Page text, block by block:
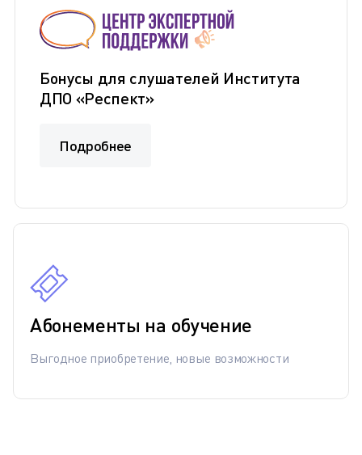
Бонусы для слушателей Института
ДПО «Респект»
Подробнее
Абонементы на обучение
Выгодное приобретение, новые возможности